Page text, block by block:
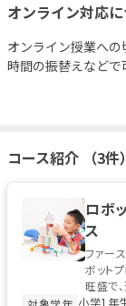
オンライン対応
オンライン授業へ
時間の振替えなど
コース紹介 （3件）
ロボ
ス
ファー
ボット
旺盛で
スでは
小学1年